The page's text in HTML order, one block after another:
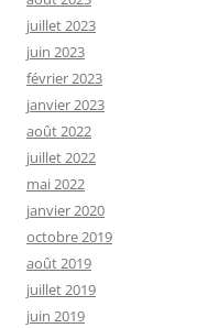
juillet 2023
juin 2023
février 2023
janvier 2023
août 2022
juillet 2022
mai 2022
janvier 2020
octobre 2019
août 2019
juillet 2019
juin 2019